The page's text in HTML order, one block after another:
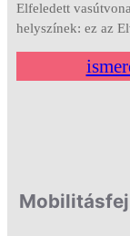
Elfeledett
helyszínek: ez az